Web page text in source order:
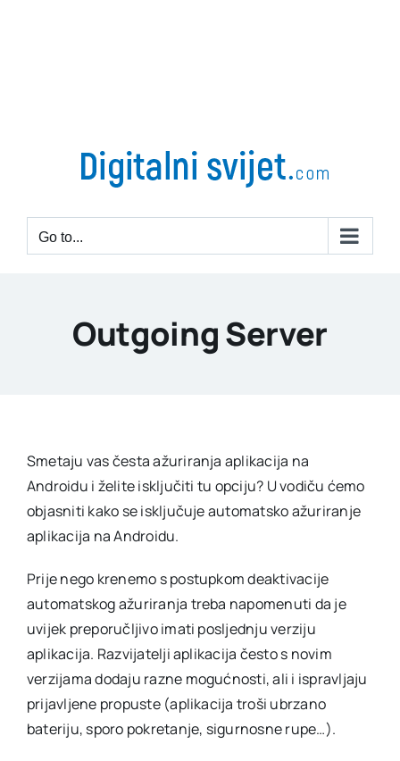
Go to...
Outgoing Server
Smetaju vas česta ažuriranja aplikacija na
Androidu i želite isključiti tu opciju? U vodiču ćemo
objasniti kako se isključuje automatsko ažuriranje
aplikacija na Androidu.
Prije nego krenemo s postupkom deaktivacije
automatskog ažuriranja treba napomenuti da je
uvijek preporučljivo imati posljednju verziju
aplikacija. Razvijatelji aplikacija često s novim
verzijama dodaju razne mogućnosti, ali i ispravljaju
prijavljene propuste (aplikacija troši ubrzano
bateriju, sporo pokretanje, sigurnosne rupe…).